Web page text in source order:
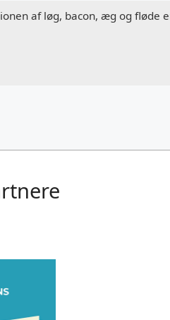
af løg, bacon, æg og fløde